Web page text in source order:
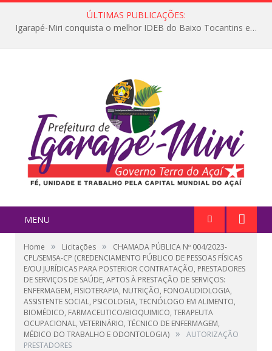
ÚLTIMAS PUBLICAÇÕES:
Igarapé-Miri conquista o melhor IDEB do Baixo Tocantins e avança na qualidade da educação pública
MENU
Home » Licitações »
CHAMADA PÚBLICA Nº 004/2023-
CPL/SEMSA-CP (CREDENCIAMENTO PÚBLICO DE PESSOAS FÍSICAS
E/OU JURÍDICAS PARA POSTERIOR CONTRATAÇÃO, PRESTADORES
DE SERVIÇOS DE SAÚDE, APTOS À PRESTAÇÃO DE SERVIÇOS:
ENFERMAGEM, FISIOTERAPIA, NUTRIÇÃO, FONOAUDIOLOGIA,
ASSISTENTE SOCIAL, PSICOLOGIA, TECNÓLOGO EM ALIMENTO,
BIOMÉDICO, FARMACEUTICO/BIOQUIMICO, TERAPEUTA
OCUPACIONAL, VETERINÁRIO, TÉCNICO DE ENFERMAGEM,
MÉDICO DO TRABALHO E ODONTOLOGIA) »
AUTORIZAÇÃO
PRESTADORES